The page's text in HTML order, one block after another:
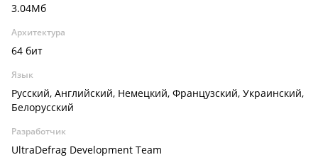
3.04Мб
Архитектура
64 бит
Язык
Русский, Английский, Немецкий, Французский, Украинский,
Белорусский
Разработчик
UltraDefrag Development Team